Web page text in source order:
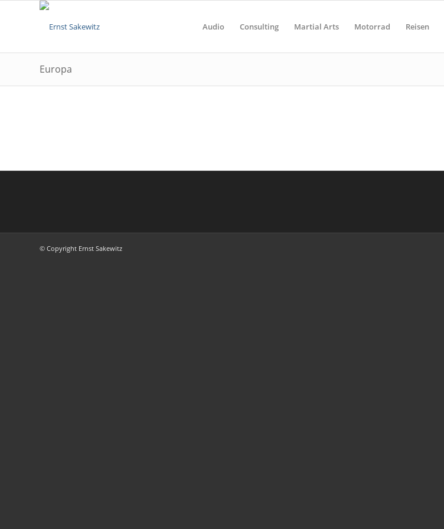
Audio Consulting Martial Arts Motorrad Reisen
Europa
© Copyright Ernst Sakewitz